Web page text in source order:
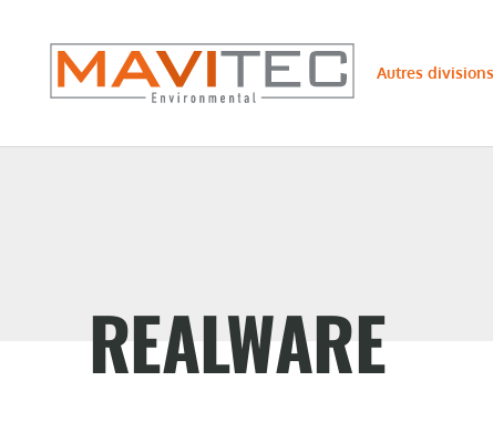
Autres divisions
REALWARE